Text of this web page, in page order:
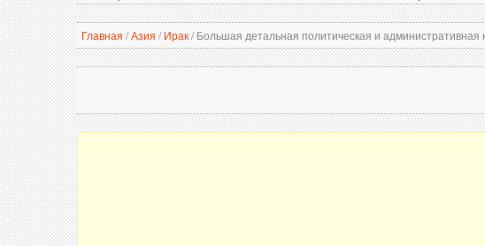
Главная /Азия / Ирак/Большая детальная политическая и